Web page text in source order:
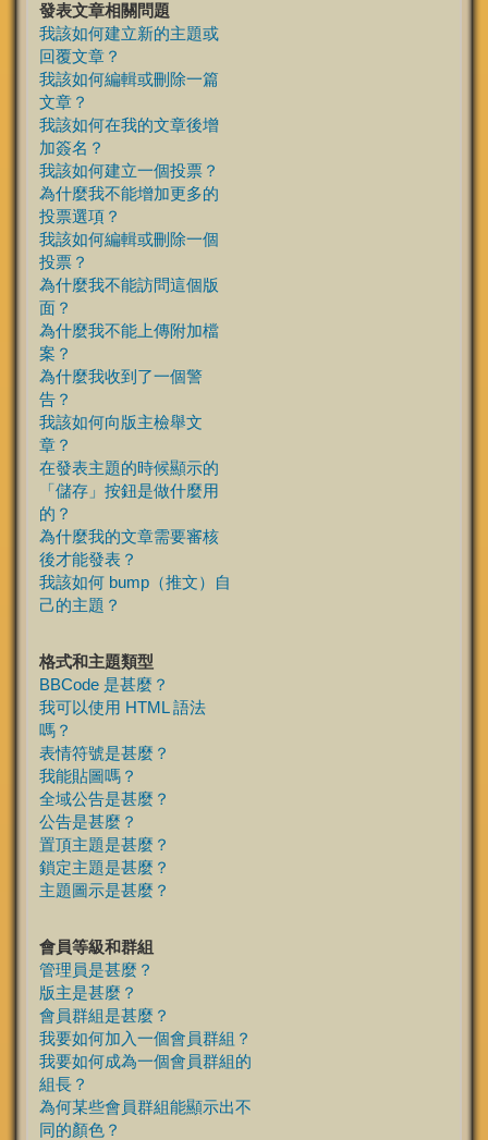
發表文章相關問題
我該如何建立新的主題或
回覆文章？
我該如何編輯或刪除一篇
文章？
我該如何在我的文章後增
加簽名？
我該如何建立一個投票？
為什麼我不能增加更多的
投票選項？
我該如何編輯或刪除一個
投票？
為什麼我不能訪問這個版
面？
為什麼我不能上傳附加檔
案？
為什麼我收到了一個警
告？
我該如何向版主檢舉文
章？
在發表主題的時候顯示的
「儲存」按鈕是做什麼用
的？
為什麼我的文章需要審核
後才能發表？
我該如何 bump（推文）自
己的主題？
格式和主題類型
BBCode 是甚麼？
我可以使用 HTML 語法
嗎？
表情符號是甚麼？
我能貼圖嗎？
全域公告是甚麼？
公告是甚麼？
置頂主題是甚麼？
鎖定主題是甚麼？
主題圖示是甚麼？
會員等級和群組
管理員是甚麼？
版主是甚麼？
會員群組是甚麼？
我要如何加入一個會員群組？
我要如何成為一個會員群組的
組長？
為何某些會員群組能顯示出不
同的顏色？